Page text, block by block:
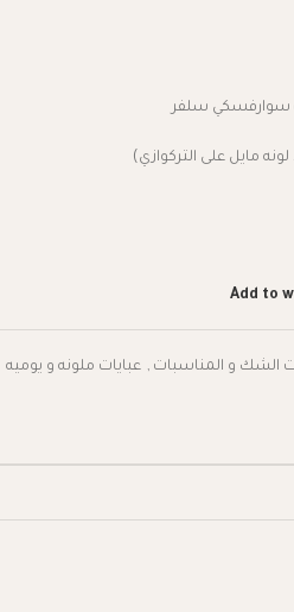
سوارفسكي سلفر
مايل على التركوازي)
Add to
الشك و المناسبات , عبايات ملونه و يوميه